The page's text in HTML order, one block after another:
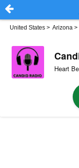
United States > Arizona >
Heart